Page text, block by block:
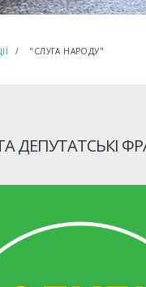
"СЛУГА НАРОДУ"
ДЕПУТАТСЬКІ